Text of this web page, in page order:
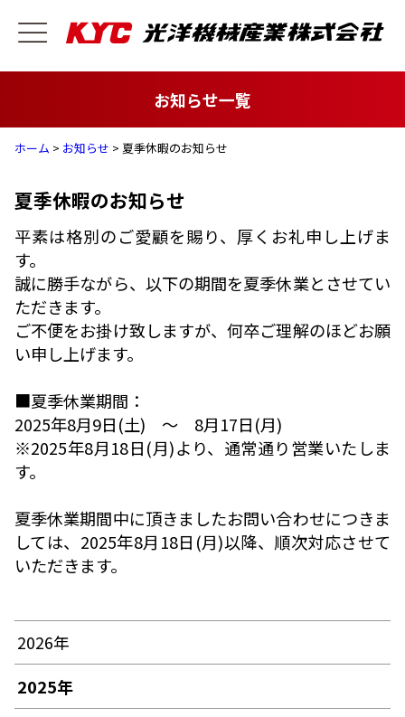
お知らせ一覧
ホーム > お知らせ > 夏季休暇のお知らせ
夏季休暇のお知らせ
平素は格別のご愛顧を賜り、厚くお礼申し上げま
す。
誠に勝手ながら、以下の期間を夏季休業とさせてい
ただきます。
ご不便をお掛け致しますが、何卒ご理解のほどお願
い申し上げます。
■夏季休業期間：
2025年8月9日(土) ～ 8月17日(月)
※2025年8月18日(月)より、通常通り営業いたしま
す。
夏季休業期間中に頂きましたお問い合わせにつきま
しては、2025年8月18日(月)以降、順次対応させて
いただきます。
2026年
2025年